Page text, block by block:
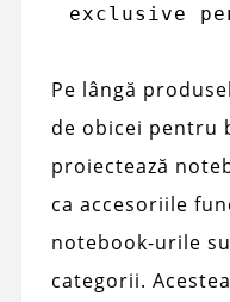
exclusive
Pe lângă
de obicei pentru
proiectează
ca accesoriile
notebook-urile
categorii.